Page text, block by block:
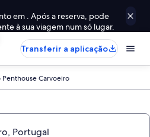
em . Após a reserva, pode
à sua viagem num só lugar.
Transferir a aplicação
Carvoeiro